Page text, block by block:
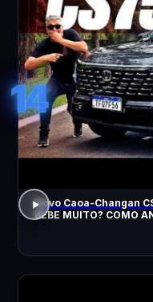
14
Novo Caoa-Changan
BEBE MUITO? COMO